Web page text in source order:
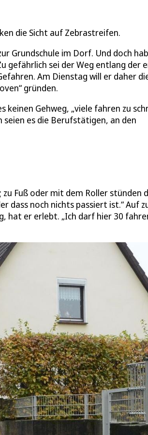
die Sicht auf Zebrastreifen.
Grundschule im Dorf. Und doch
gefährlich sei der Weg entlang der
Am Dienstag will er daher
gründen.
Gehweg, „viele fahren zu
es die Berufstätigen, an den
Fuß oder mit dem Roller stünden
dass noch nichts passiert ist.“ Auf
hat er erlebt. „Ich darf hier 30